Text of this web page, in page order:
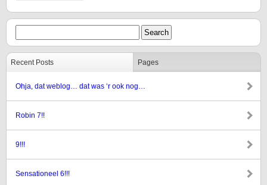
Recent Posts Pages
Ohja, dat weblog… dat was ‘r ook nog…
Robin 7!!
9!!!
Sensationeel 6!!!